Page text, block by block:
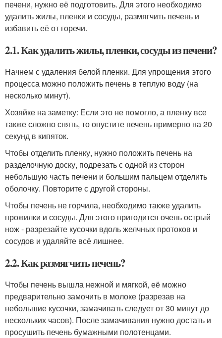
печени, нужно её подготовить. Для этого необходимо
удалить жилы, пленки и сосуды, размягчить печень и
избавить её от горечи.
2.1. Как удалить жилы, пленки, сосуды из печени?
Начнем с удаления белой пленки. Для упрощения этого
процесса можно положить печень в теплую воду (на
несколько минут).
Хозяйке на заметку: Если это не помогло, а пленку все
также сложно снять, то опустите печень примерно на 20
секунд в кипяток.
Чтобы отделить пленку, нужно положить печень на
разделочную доску, подрезать с одной из сторон
небольшую часть печени и большим пальцем отделить
оболочку. Повторите с другой стороны.
Чтобы печень не горчила, необходимо также удалить
прожилки и сосуды. Для этого пригодится очень острый
нож - разрезайте кусочки вдоль желчных протоков и
сосудов и удаляйте всё лишнее.
2.2. Как размягчить печень?
Чтобы печень вышла нежной и мягкой, её можно
предварительно замочить в молоке (разрезав на
небольшие кусочки, замачивать следует от 30 минут до
нескольких часов). После замачивания нужно достать и
просушить печень бумажными полотенцами.